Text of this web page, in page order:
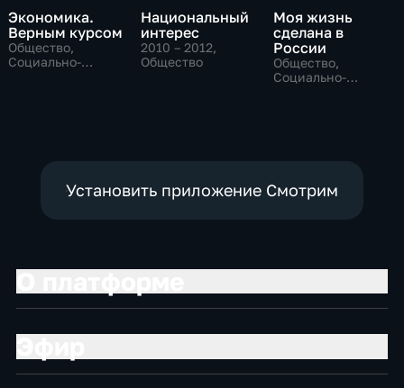
Экономика.
Верным курсом
Общество,
Социально-
Национальный
интерес
2010 – 2012,
Общество
Моя жизнь
сделана в
России
Общество,
Социально-
Установить приложение Смотрим